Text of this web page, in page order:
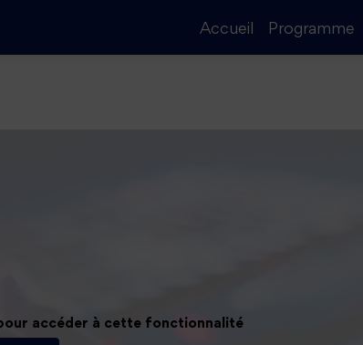
Accueil Programme
accéder à cette fonctionnalité